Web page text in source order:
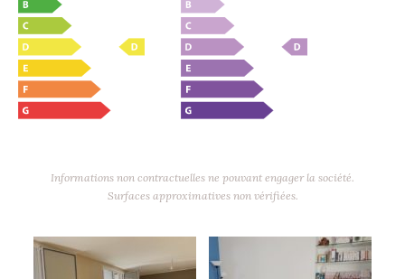
Informations non contractuelles ne pouvant engager la société.
Surfaces approximatives non vérifiées.